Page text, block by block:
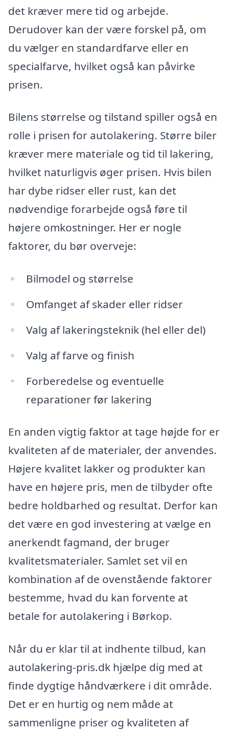
det kræver mere tid og arbejde.
Derudover kan der være forskel på, om
du vælger en standardfarve eller en
specialfarve, hvilket også kan påvirke
prisen.
Bilens størrelse og tilstand spiller også en
rolle i prisen for autolakering. Større biler
kræver mere materiale og tid til lakering,
hvilket naturligvis øger prisen. Hvis bilen
har dybe ridser eller rust, kan det
nødvendige forarbejde også føre til
højere omkostninger. Her er nogle
faktorer, du bør overveje:
Bilmodel og størrelse
Omfanget af skader eller ridser
Valg af lakeringsteknik (hel eller del)
Valg af farve og finish
Forberedelse og eventuelle
reparationer før lakering
En anden vigtig faktor at tage højde for er
kvaliteten af de materialer, der anvendes.
Højere kvalitet lakker og produkter kan
have en højere pris, men de tilbyder ofte
bedre holdbarhed og resultat. Derfor kan
det være en god investering at vælge en
anerkendt fagmand, der bruger
kvalitetsmaterialer. Samlet set vil en
kombination af de ovenstående faktorer
bestemme, hvad du kan forvente at
betale for autolakering i Børkop.
Når du er klar til at indhente tilbud, kan
autolakering-pris.dk hjælpe dig med at
finde dygtige håndværkere i dit område.
Det er en hurtig og nem måde at
sammenligne priser og kvaliteten af